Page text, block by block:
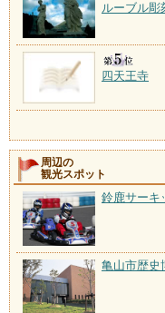
ルーブル彫
四天王寺
周辺の
観光スポット
鈴鹿サーキ
亀山市歴史